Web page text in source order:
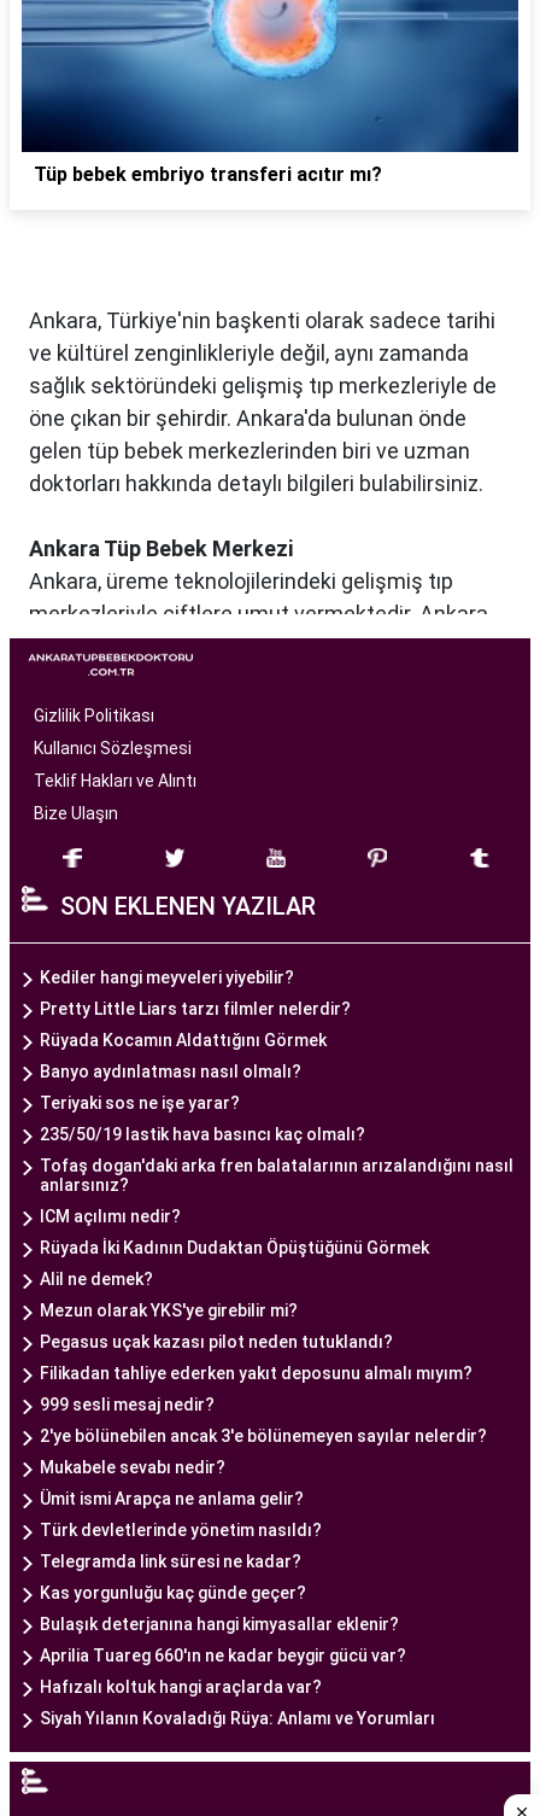
Tüp bebek embriyo transferi acıtır mı?
Ankara, Türkiye'nin başkenti olarak sadece tarihi
ve kültürel zenginlikleriyle değil, aynı zamanda
sağlık sektöründeki gelişmiş tıp merkezleriyle de
öne çıkan bir şehirdir. Ankara'da bulunan önde
gelen tüp bebek merkezlerinden biri ve uzman
doktorları hakkında detaylı bilgileri bulabilirsiniz.
Ankara Tüp Bebek Merkezi
Ankara, üreme teknolojilerindeki gelişmiş tıp
merkezleriyle çiftlere umut vermektedir. Ankara
Tüp Bebek Merkezi, kısırlık sorunu yaşayan
çiftlere profesyonel ve bireysel bir yaklaşımla
hizmet sunan bir sağlık kuruluşudur. Modern
tıbbın son teknolojilerini kullanarak, çiftlere
başarılı tüp bebek tedavileri sunmayı amaçlar.
bir ekip tarafından yönetilmektedir. Burada görev
alan tıp profesyonelleri, çiftlere kişiselleştirilmiş
tedavi planları sunarak, her çiftin özel durumunu
dikkate alır. Ayrıca, merkezde kullanılan teknoloji
ve ekipmanlar, tedavi sürecini daha etkili ve
güvenli hale getirir.
Ankara Tüp Bebek Merkezi, hasta odaklı hizmet
anlayışı ve etik prensipler çerçevesinde, çiftlere
sağlıklı bir gebelik yaşama şansı tanıyan kapsamlı
bir tüp bebek hizmeti sunar.
Ankara Tüp Bebek Doktoru
Tüp bebek tedavisi, uzman bir ekibin liderliğinde
ve deneyimli bir doktorun rehberliğinde
yürütülmesi gereken bir süreçtir. Ankara Tüp
Bebek Merkezi'nde görev alan uzman tüp bebek
doktoru, çiftlere kapsamlı bir yaklaşımla tedavi
sunar.
Ankara Tüp Bebek Doktoru
sürecinde çiftlere rehberlik eder ve tedavinin her
aşamasında destek sağlar. Çiftin tıbbi geçmişini
değerlendirir, bireysel durumlarını analiz eder ve
en uygun tedavi planını oluşturur. Tedavi
sürecinde çiftlere duygusal destek sağlamak da
doktorun önemli görevlerinden biridir.
Uzman tüp bebek doktoru, Ankara Tüp Bebek
Merkezi'nde kullanılan en son teknolojiyi ve
bilimsel yöntemleri takip ederek, çiftlere en iyi
tedaviyi sunmaya odaklanır. Ankara'da bulunan bu
Gizlilik Politikası
Kullanıcı Sözleşmesi
Teklif Hakları ve Alıntı
Bize Ulaşın
SON EKLENEN YAZILAR
Kediler hangi meyveleri yiyebilir?
Pretty Little Liars tarzı filmler nelerdir?
Rüyada Kocamın Aldattığını Görmek
Banyo aydınlatması nasıl olmalı?
Teriyaki sos ne işe yarar?
235/50/19 lastik hava basıncı kaç olmalı?
Tofaş dogan'daki arka fren balatalarının arızalandığını nasıl
anlarsınız?
ICM açılımı nedir?
Rüyada İki Kadının Dudaktan Öpüştüğünü Görmek
Alil ne demek?
Mezun olarak YKS'ye girebilir mi?
Pegasus uçak kazası pilot neden tutuklandı?
Filikadan tahliye ederken yakıt deposunu almalı mıyım?
999 sesli mesaj nedir?
2'ye bölünebilen ancak 3'e bölünemeyen sayılar nelerdir?
Mukabele sevabı nedir?
Ümit ismi Arapça ne anlama gelir?
Türk devletlerinde yönetim nasıldı?
Telegramda link süresi ne kadar?
Kas yorgunluğu kaç günde geçer?
Bulaşık deterjanına hangi kimyasallar eklenir?
Aprilia Tuareg 660'ın ne kadar beygir gücü var?
Hafızalı koltuk hangi araçlarda var?
Siyah Yılanın Kovaladığı Rüya: Anlamı ve Yorumları